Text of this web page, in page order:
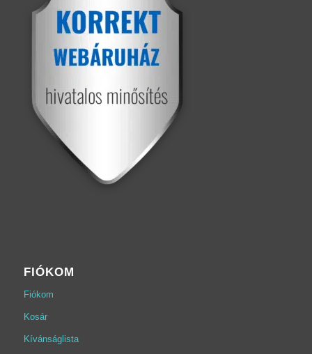
FIÓKOM
Fiókom
Kosár
Kívánságlista